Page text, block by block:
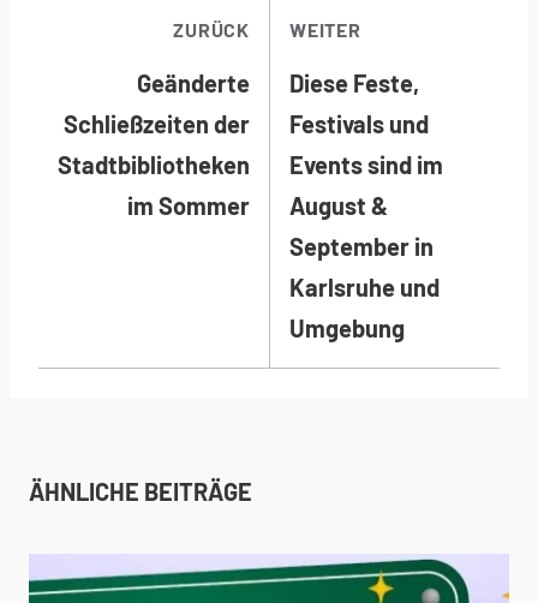
ZURÜCK
Geänderte
Schließzeiten der
Stadtbibliotheken
im Sommer
WEITER
Diese Feste,
Festivals und
Events sind im
August &
September in
Karlsruhe und
Umgebung
ÄHNLICHE BEITRÄGE